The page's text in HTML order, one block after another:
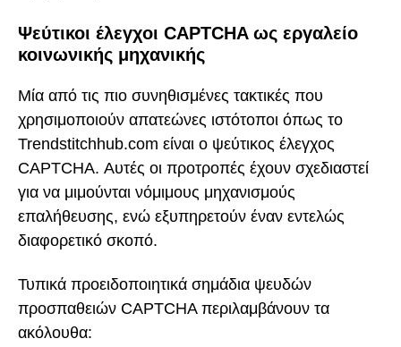
Ψεύτικοι έλεγχοι CAPTCHA ως εργαλείο
κοινωνικής μηχανικής
Μία από τις πιο συνηθισμένες τακτικές που
χρησιμοποιούν απατεώνες ιστότοποι όπως το
Trendstitchhub.com είναι ο ψεύτικος έλεγχος
CAPTCHA. Αυτές οι προτροπές έχουν σχεδιαστεί
για να μιμούνται νόμιμους μηχανισμούς
επαλήθευσης, ενώ εξυπηρετούν έναν εντελώς
διαφορετικό σκοπό.
Τυπικά προειδοποιητικά σημάδια ψευδών
προσπαθειών CAPTCHA περιλαμβάνουν τα
ακόλουθα: